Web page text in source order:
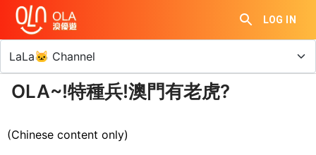
LOG IN
OLA~!特種兵!澳門有老虎?
(Chinese content only)